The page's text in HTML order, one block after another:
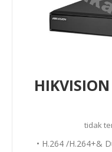
tidak
• H.264 /H.264+&